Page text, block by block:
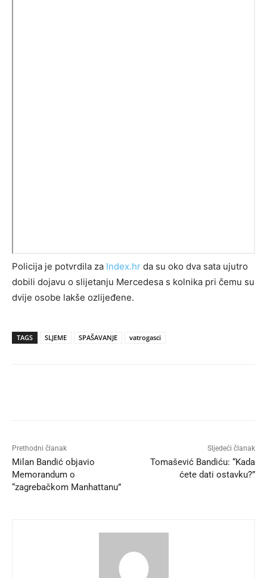
Policija je potvrdila za Index.hr da su oko dva sata ujutro
dobili dojavu o slijetanju Mercedesa s kolnika pri čemu su
dvije osobe lakše ozlijeđene.
TAGS SLJEME SPAŠAVANJE vatrogasci
Prethodni članak
Milan Bandić objavio
Memorandum o
“zagrebačkom Manhattanu”
Sljedeći članak
Tomašević Bandiću: “Kada
ćete dati ostavku?”